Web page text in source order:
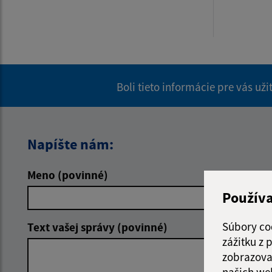
Súbory
zážitku z
Boli tieto informácie pre vás
Napíšte nám:
Meno (povinné) E-mailová
Text vašej správy (povinné)